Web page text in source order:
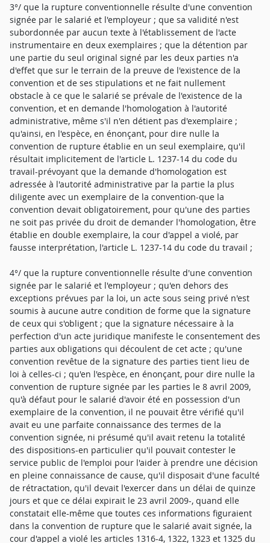
3°/ que la rupture conventionnelle résulte d'une convention
signée par le salarié et l'employeur ; que sa validité n'est
subordonnée par aucun texte à l'établissement de l'acte
instrumentaire en deux exemplaires ; que la détention par
une partie du seul original signé par les deux parties n'a
d'effet que sur le terrain de la preuve de l'existence de la
convention et de ses stipulations et ne fait nullement
obstacle à ce que le salarié se prévale de l'existence de la
convention, et en demande l'homologation à l'autorité
administrative, même s'il n'en détient pas d'exemplaire ;
qu'ainsi, en l'espèce, en énonçant, pour dire nulle la
convention de rupture établie en un seul exemplaire, qu'il
résultait implicitement de l'article L. 1237-14 du code du
travail-prévoyant que la demande d'homologation est
adressée à l'autorité administrative par la partie la plus
diligente avec un exemplaire de la convention-que la
convention devait obligatoirement, pour qu'une des parties
ne soit pas privée du droit de demander l'homologation, être
établie en double exemplaire, la cour d'appel a violé, par
fausse interprétation, l'article L. 1237-14 du code du travail ;
4°/ que la rupture conventionnelle résulte d'une convention
signée par le salarié et l'employeur ; qu'en dehors des
exceptions prévues par la loi, un acte sous seing privé n'est
soumis à aucune autre condition de forme que la signature
de ceux qui s'obligent ; que la signature nécessaire à la
perfection d'un acte juridique manifeste le consentement des
parties aux obligations qui découlent de cet acte ; qu'une
convention revêtue de la signature des parties tient lieu de
loi à celles-ci ; qu'en l'espèce, en énonçant, pour dire nulle la
convention de rupture signée par les parties le 8 avril 2009,
qu'à défaut pour le salarié d'avoir été en possession d'un
exemplaire de la convention, il ne pouvait être vérifié qu'il
avait eu une parfaite connaissance des termes de la
convention signée, ni présumé qu'il avait retenu la totalité
des dispositions-en particulier qu'il pouvait contester le
service public de l'emploi pour l'aider à prendre une décision
en pleine connaissance de cause, qu'il disposait d'une faculté
de rétractation, qu'il devait l'exercer dans un délai de quinze
jours et que ce délai expirait le 23 avril 2009-, quand elle
constatait elle-même que toutes ces informations figuraient
dans la convention de rupture que le salarié avait signée, la
cour d'appel a violé les articles 1316-4, 1322, 1323 et 1325 du